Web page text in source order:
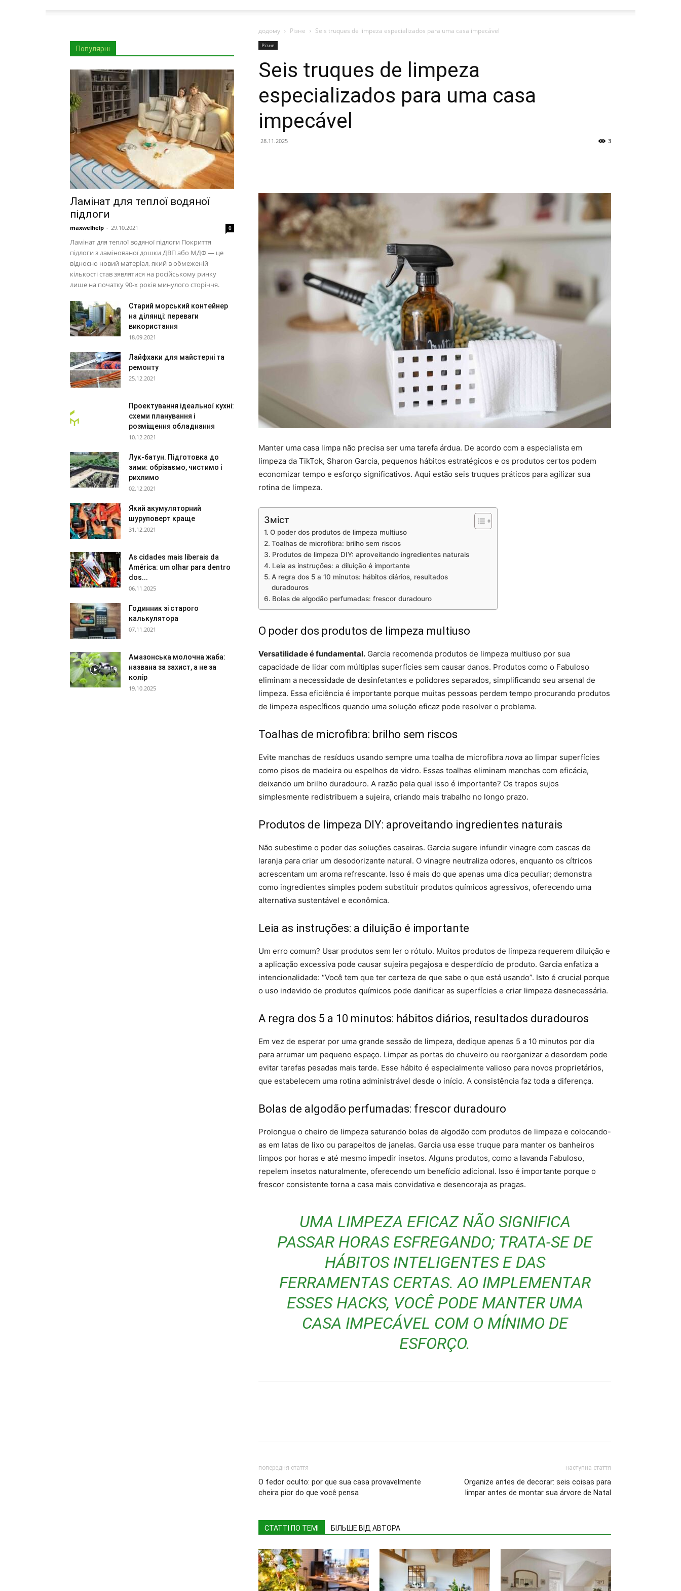
додому Різне Seis truques de limpeza especializados para uma casa impecável
Різне
Seis truques de limpeza
especializados para uma casa
impecável
28.11.2025 3
Manter uma casa limpa não precisa ser uma tarefa árdua. De acordo com a especialista em
limpeza da TikTok, Sharon Garcia, pequenos hábitos estratégicos e os produtos certos podem
economizar tempo e esforço significativos. Aqui estão seis truques práticos para agilizar sua
rotina de limpeza.
Зміст
O poder dos produtos de limpeza multiuso
Toalhas de microfibra: brilho sem riscos
Produtos de limpeza DIY: aproveitando ingredientes naturais
Leia as instruções: a diluição é importante
A regra dos 5 a 10 minutos: hábitos diários, resultados
duradouros
Bolas de algodão perfumadas: frescor duradouro
O poder dos produtos de limpeza multiuso
Versatilidade é fundamental. Garcia recomenda produtos de limpeza multiuso por sua
capacidade de lidar com múltiplas superfícies sem causar danos. Produtos como o Fabuloso
eliminam a necessidade de desinfetantes e polidores separados, simplificando seu arsenal de
limpeza. Essa eficiência é importante porque muitas pessoas perdem tempo procurando produtos
de limpeza específicos quando uma solução eficaz pode resolver o problema.
Toalhas de microfibra: brilho sem riscos
Evite manchas de resíduos usando sempre uma toalha de microfibra nova ao limpar superfícies
como pisos de madeira ou espelhos de vidro. Essas toalhas eliminam manchas com eficácia,
deixando um brilho duradouro. A razão pela qual isso é importante? Os trapos sujos
simplesmente redistribuem a sujeira, criando mais trabalho no longo prazo.
Produtos de limpeza DIY: aproveitando ingredientes naturais
Não subestime o poder das soluções caseiras. Garcia sugere infundir vinagre com cascas de
laranja para criar um desodorizante natural. O vinagre neutraliza odores, enquanto os cítricos
acrescentam um aroma refrescante. Isso é mais do que apenas uma dica peculiar; demonstra
como ingredientes simples podem substituir produtos químicos agressivos, oferecendo uma
alternativa sustentável e econômica.
Leia as instruções: a diluição é importante
Um erro comum? Usar produtos sem ler o rótulo. Muitos produtos de limpeza requerem diluição e
a aplicação excessiva pode causar sujeira pegajosa e desperdício de produto. Garcia enfatiza a
intencionalidade: “Você tem que ter certeza de que sabe o que está usando”. Isto é crucial porque
o uso indevido de produtos químicos pode danificar as superfícies e criar limpeza desnecessária.
A regra dos 5 a 10 minutos: hábitos diários, resultados duradouros
Em vez de esperar por uma grande sessão de limpeza, dedique apenas 5 a 10 minutos por dia
para arrumar um pequeno espaço. Limpar as portas do chuveiro ou reorganizar a desordem pode
evitar tarefas pesadas mais tarde. Esse hábito é especialmente valioso para novos proprietários,
que estabelecem uma rotina administrável desde o início. A consistência faz toda a diferença.
Bolas de algodão perfumadas: frescor duradouro
Prolongue o cheiro de limpeza saturando bolas de algodão com produtos de limpeza e colocando-
as em latas de lixo ou parapeitos de janelas. Garcia usa esse truque para manter os banheiros
limpos por horas e até mesmo impedir insetos. Alguns produtos, como a lavanda Fabuloso,
repelem insetos naturalmente, oferecendo um benefício adicional. Isso é importante porque o
frescor consistente torna a casa mais convidativa e desencoraja as pragas.
UMA LIMPEZA EFICAZ NÃO SIGNIFICA
PASSAR HORAS ESFREGANDO; TRATA-SE DE
HÁBITOS INTELIGENTES E DAS
FERRAMENTAS CERTAS. AO IMPLEMENTAR
ESSES HACKS, VOCÊ PODE MANTER UMA
CASA IMPECÁVEL COM O MÍNIMO DE
ESFORÇO.
попередня стаття
O fedor oculto: por que sua casa provavelmente
cheira pior do que você pensa
наступна стаття
Organize antes de decorar: seis coisas para
limpar antes de montar sua árvore de Natal
СТАТТІ ПО ТЕМІ БІЛЬШЕ ВІД АВТОРА
Популярні
Ламінат для теплої водяної
підлоги
maxwelhelp - 29.10.2021 0
Ламінат для теплої водяної підлоги Покриття
підлоги з ламінованої дошки ДВП або МДФ — це
відносно новий матеріал, який в обмеженій
кількості став зявлятися на російському ринку
лише на початку 90-х років минулого сторіччя.
Старий морський контейнер
на ділянці: переваги
використання
18.09.2021
Лайфхаки для майстерні та
ремонту
25.12.2021
Проектування ідеальної кухні:
схеми планування і
розміщення обладнання
10.12.2021
Лук-батун. Підготовка до
зими: обрізаємо, чистимо і
рихлимо
02.12.2021
Який акумуляторний
шуруповерт краще
31.12.2021
As cidades mais liberais da
América: um olhar para dentro
dos...
06.11.2025
Годинник зі старого
калькулятора
07.11.2021
Амазонська молочна жаба:
названа за захист, а не за
колір
19.10.2025